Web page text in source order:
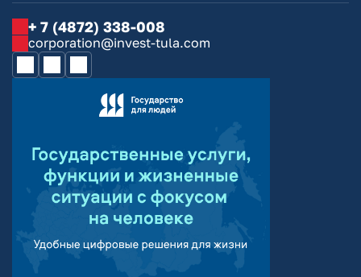
+ 7 (4872) 338-008
corporation@invest-tula.com